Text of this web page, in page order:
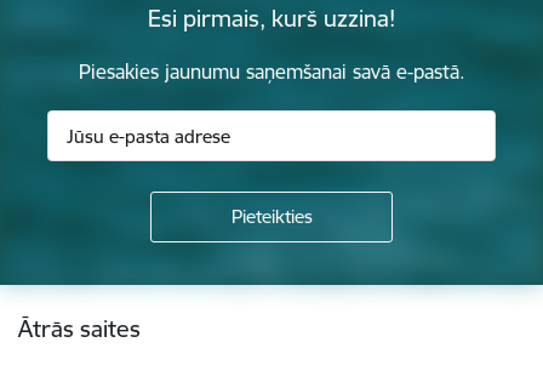
Esi pirmais, kurš uzzina!
Piesakies jaunumu saņemšanai savā e-pastā.
Kājene
Ātrās saites